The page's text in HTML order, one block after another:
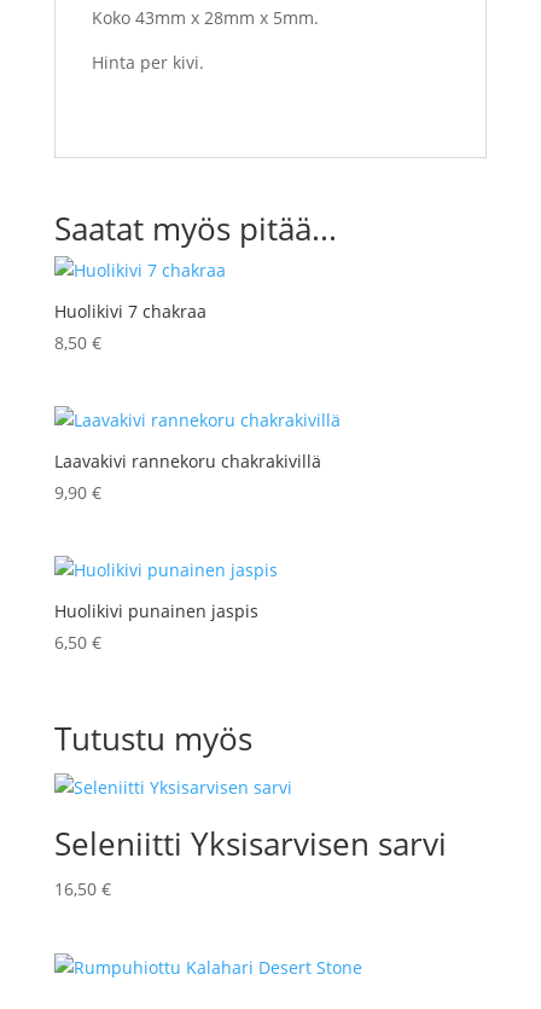
Koko 43mm x 28mm x 5mm.
Hinta per kivi.
Saatat myös pitää...
Huolikivi 7 chakraa
8,50 €
Laavakivi rannekoru chakrakivillä
9,90 €
Huolikivi punainen jaspis
6,50 €
Tutustu myös
Seleniitti Yksisarvisen sarvi
16,50 €